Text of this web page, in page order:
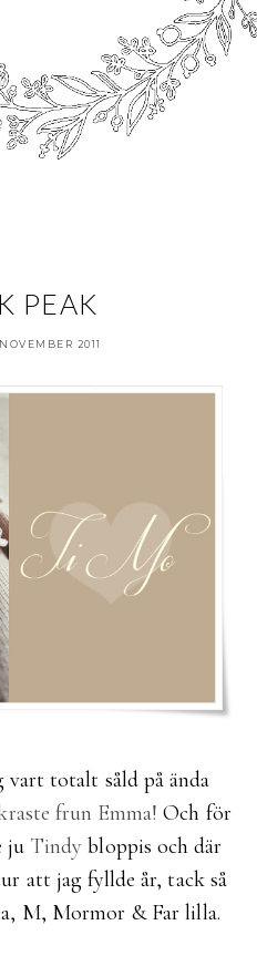
PEAK
2011
vart totalt såld på ända
frun Emma! Och för
ju Tindy bloppis och där
att jag fyllde år, tack så
M, Mormor & Far lilla.